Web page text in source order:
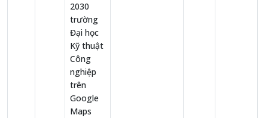
2030
trường
Đại học
Kỹ thuật
Công
nghiệp
trên
Google
Maps